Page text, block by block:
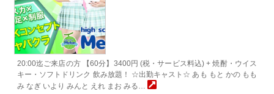
20:00迄ご来店の方 【60分】3400円 (税・サービス料込) + 焼酎・ウイス
キー・ソフトドリンク 飲み放題！ ☆出勤キャスト☆ あも もと かの もも
み なぎ いより みんと えれ まお みる…